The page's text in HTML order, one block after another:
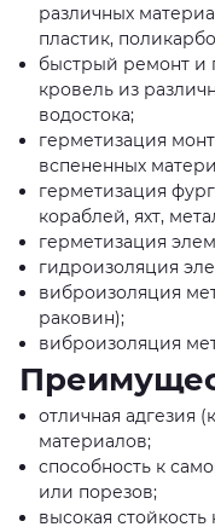
различных
пластик,
быстрый ремонт и
кровель из
водостока;
герметизация
вспененных
герметизация
кораблей, яхт,
герметизация
гидроизоляция
виброизоляция
раковин);
виброизоляция
отличная адгезия
материалов;
способность к
или порезов;
высокая